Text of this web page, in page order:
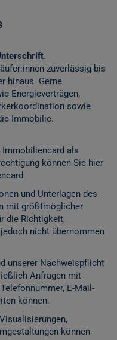
zuverlässig bis
hinaus. Gerne
Energieverträgen,
sowie
Immobilie.
Immobiliencard als
können Sie hier
und Unterlagen des
mit größtmöglicher
die Richtigkeit,
nicht übernommen
unserer Nachweispflicht
Anfragen mit
E-Mail-
können.
können